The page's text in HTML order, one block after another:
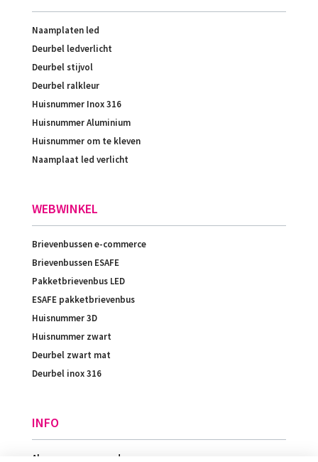
Naamplaten led
Deurbel ledverlicht
Deurbel stijvol
Deurbel ralkleur
Huisnummer Inox 316
Huisnummer Aluminium
Huisnummer om te kleven
Naamplaat led verlicht
WEBWINKEL
Brievenbussen e-commerce
Brievenbussen ESAFE
Pakketbrievenbus LED
ESAFE pakketbrievenbus
Huisnummer 3D
Huisnummer zwart
Deurbel zwart mat
Deurbel inox 316
INFO
Algemene voorwaarden